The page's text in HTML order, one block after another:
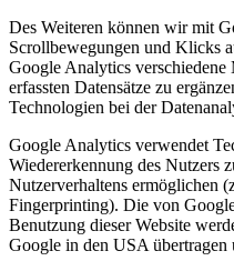
Des Weiteren können wir mit
Scrollbewegungen und Klicks
Google Analytics verschiedene
erfassten Datensätze zu
Technologien bei der
Google Analytics verwendet
Wiedererkennung des Nutzers
Nutzerverhaltens ermöglichen
Fingerprinting). Die von
Benutzung dieser Website
Google in den USA übertragen